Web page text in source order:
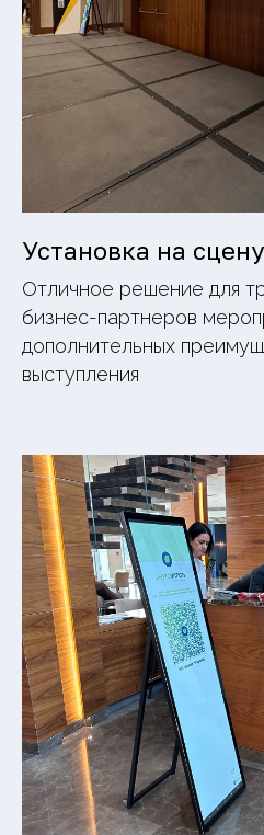
Установка на
Отличное решение для
бизнес-партнеров
дополнительных
выступления